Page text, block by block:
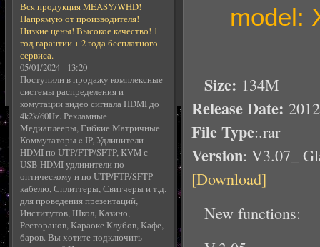
Вся продукция MEASY/WHD!
Напрямую от производителя!
Низкие цены! Высокое качество! 1
год гарантии + 2 года бесплатного
сервиса.
05/01/2024 - 13:20
Поступили в продажу комплексные
системы распределения и
комутации видео сигнала HDMI до
4k2k/60Hz. Рекламные
Медиаплееры, Гибкие Матричные
Коммутаторы c IP, Удлинители
HDMI по UTP/FTP/SFTP, KVM с
USB HDMI удлинители по
оптическому и по UTP/FTP/SFTP
кабелю, Сплиттеры, Свитчеры и т.д.
для проведения презентаций,
Институтов, Школ, Казино,
Ресторанов, Караоке Клубов, Кафе,
баров. Вы хотите подключить
model:
Size: 134M
Release Date:
File Type:.rar
Version: V3.07_
[Download]
New functions: